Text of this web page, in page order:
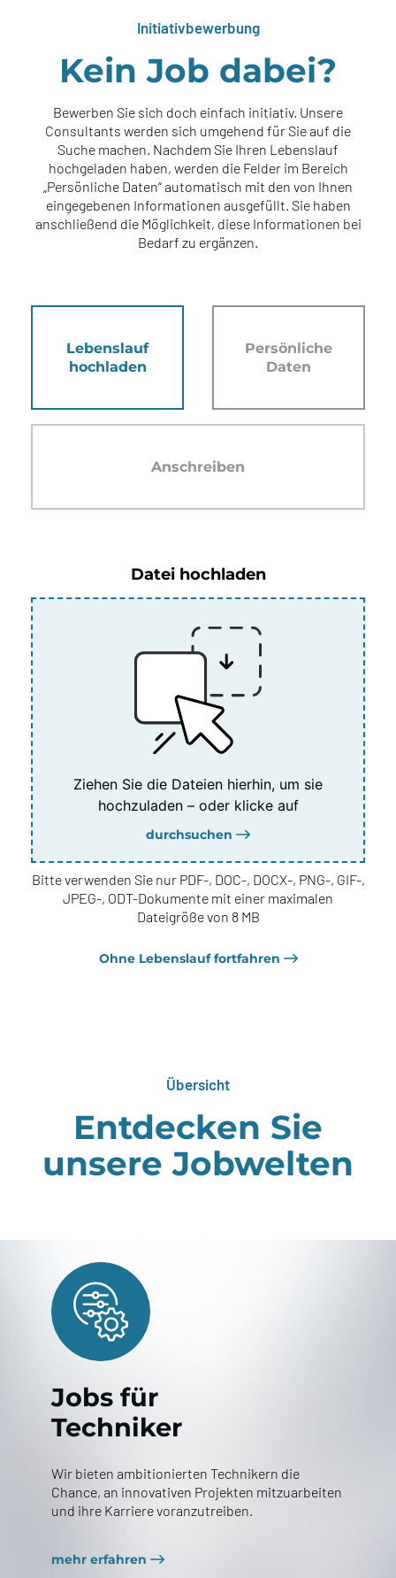
Initiativbewerbung
Kein Job dabei?
Bewerben Sie sich doch einfach initiativ. Unsere
Consultants werden sich umgehend für Sie auf die
Suche machen. Nachdem Sie Ihren Lebenslauf
hochgeladen haben, werden die Felder im Bereich
„Persönliche Daten“ automatisch mit den von Ihnen
eingegebenen Informationen ausgefüllt. Sie haben
anschließend die Möglichkeit, diese Informationen bei
Bedarf zu ergänzen.
Lebenslauf
hochladen
Persönliche
Daten
Anschreiben
Datei hochladen
Ziehen Sie die Dateien hierhin, um sie
hochzuladen – oder klicke auf
durchsuchen
Bitte verwenden Sie nur PDF-, DOC-, DOCX-, PNG-, GIF-,
JPEG-, ODT-Dokumente mit einer maximalen
Dateigröße von 8 MB
Ohne Lebenslauf fortfahren
Übersicht
Entdecken Sie
unsere Jobwelten
Jobs für
Techniker
Wir bieten ambitionierten Technikern die
Chance, an innovativen Projekten mitzuarbeiten
und ihre Karriere voranzutreiben.
mehr erfahren